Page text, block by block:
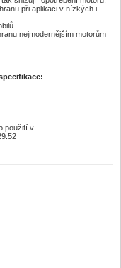
při aplikaci v nízkých i
nejmodernějším motorům
použití v